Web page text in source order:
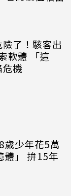
了！駭客出
軟體 「這
機
歲少年花5萬
體」 拚15年